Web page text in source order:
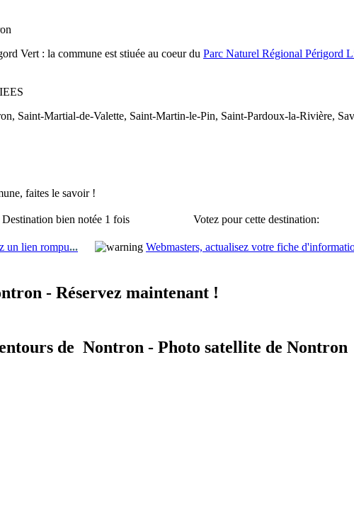
Vert : la commune est stiuée au coeur du Parc Naturel Régional Périgord
Saint-Martial-de-Valette, Saint-Martin-le-Pin, Saint-Pardoux-la-Rivière,
faites le savoir !
Destination bien notée 1 fois Votez pour cette destination:
un lien rompu... Webmasters, actualisez votre fiche
- Réservez maintenant !
de Nontron - Photo satellite de Nontron